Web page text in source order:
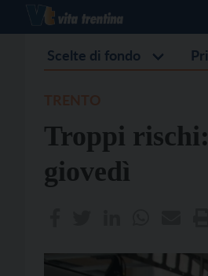
Scelte di fondo
Troppi
giovedì